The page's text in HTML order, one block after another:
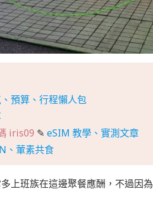
預算、行程懶人包
iris09 ✎ eSIM 教學、實測文章
、葷素共食
上班族在這邊聚餐應酬，不過因為